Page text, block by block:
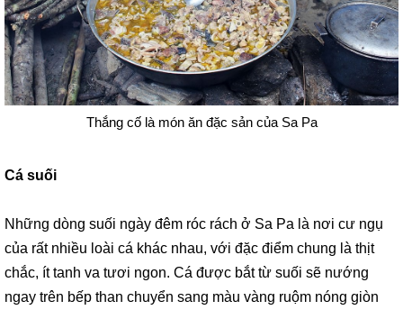
Thắng cố là món ăn đặc sản của Sa Pa
Cá suối
Những dòng suối ngày đêm róc rách ở Sa Pa là nơi cư ngụ
của rất nhiều loài cá khác nhau, với đặc điểm chung là thịt
chắc, ít tanh va tươi ngon. Cá được bắt từ suối sẽ nướng
ngay trên bếp than chuyển sang màu vàng ruộm nóng giòn